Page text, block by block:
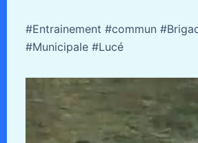
#Entrainement #commun
#Municipale #Lucé